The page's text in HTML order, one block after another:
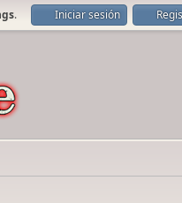
. Iniciar sesión